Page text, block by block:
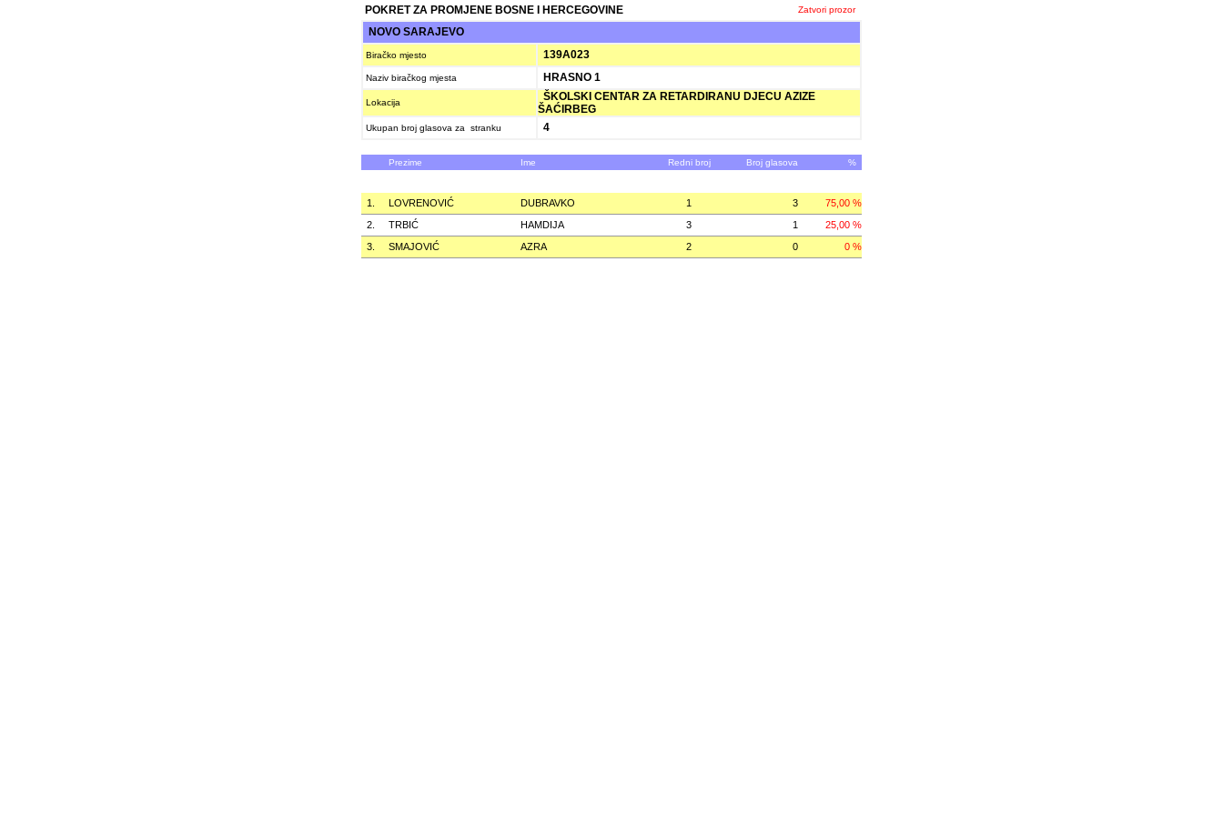
POKRET ZA PROMJENE BOSNE I HERCEGOVINE Zatvori prozor
NOVO SARAJEVO
Biračko mjesto 139A023
Naziv biračkog mjesta HRASNO 1
Lokacija
ŠKOLSKI CENTAR ZA RETARDIRANU DJECU AZIZE
ŠAĆIRBEG
Ukupan broj glasova za stranku 4
Prezime Ime Redni broj Broj glasova %
1. LOVRENOVIĆ DUBRAVKO 1 3
75,00 %
2.
TRBIĆ HAMDIJA 3 1
25,00 %
3.
SMAJOVIĆ AZRA 2 0 0 %